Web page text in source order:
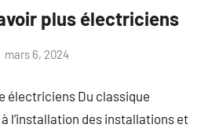
plus électriciens
mars 6, 2024
électriciens Du classique
l’installation des installations et